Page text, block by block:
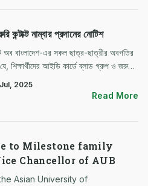
নাম্বার প্রদানের নোটিশ
অব বাংলাদেশ-এর সকল ছাত্র-ছাত্রীর অবগতির
শিক্ষার্থীদের আইডি কার্ডে ব্লাড গ্রুপ ও জরুরী
নাম্বার সংযোজনের লক্ষ্যে সকল বিভাগের
৩১/০৭/২০২৫ ইং তারিখের মধ্যে স্ব স্…
2025
Read More
to Milestone family
Chancellor of AUB
Asian University of